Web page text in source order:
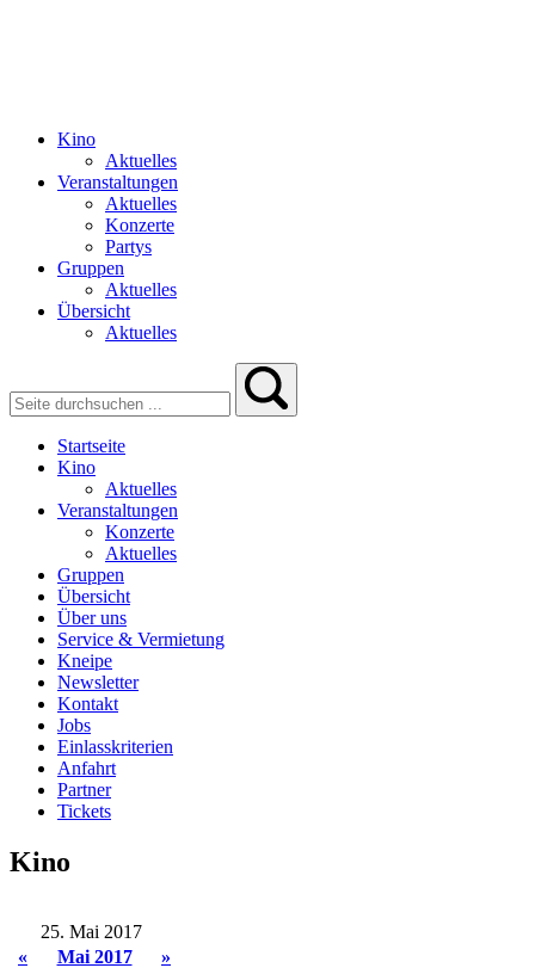
Kino
Aktuelles
Veranstaltungen
Aktuelles
Konzerte
Partys
Gruppen
Aktuelles
Übersicht
Aktuelles
Startseite
Kino
Aktuelles
Veranstaltungen
Konzerte
Aktuelles
Gruppen
Übersicht
Über uns
Service & Vermietung
Kneipe
Newsletter
Kontakt
Jobs
Einlasskriterien
Anfahrt
Partner
Tickets
Kino
25. Mai 2017
«
Mai 2017
»